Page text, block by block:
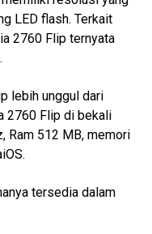
LED flash. Terkait
2760 Flip ternyata
lebih unggul dari
2760 Flip di bekali
Ram 512 MB, memori
tersedia dalam